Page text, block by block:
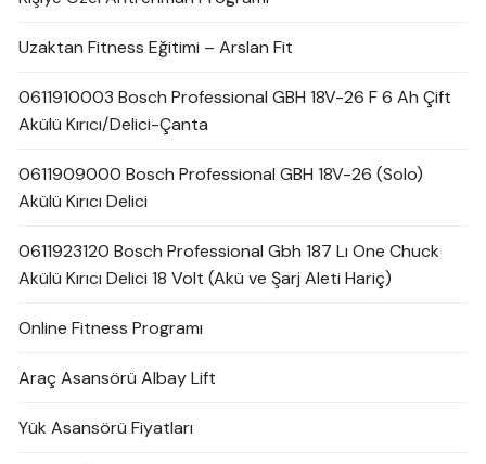
Uzaktan Fitness Eğitimi – Arslan Fit
0611910003 Bosch Professional GBH 18V-26 F 6 Ah Çift
Akülü Kırıcı/Delici-Çanta
0611909000 Bosch Professional GBH 18V-26 (Solo)
Akülü Kırıcı Delici
0611923120 Bosch Professional Gbh 187 Lı One Chuck
Akülü Kırıcı Delici 18 Volt (Akü ve Şarj Aleti Hariç)
Online Fitness Programı
Araç Asansörü Albay Lift
Yük Asansörü Fiyatları